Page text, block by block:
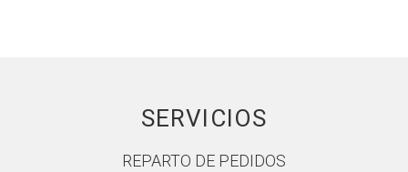
SERVICIOS
REPARTO DE PEDIDOS